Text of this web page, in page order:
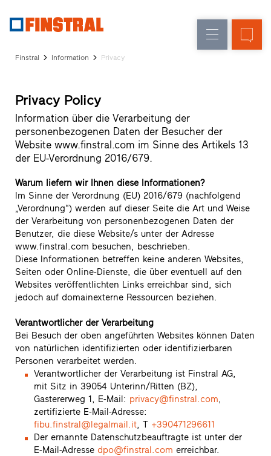
Glaswände
Partner-
Programm
Händlersuche
Schnelleinstiege
Finstral Information Privacy
Privacy Policy
Information über die Verarbeitung der
personenbezogenen Daten der Besucher der
Website www.finstral.com im Sinne des Artikels 13
der EU-Verordnung 2016/679.
Warum liefern wir Ihnen diese Informationen?
Im Sinne der Verordnung (EU) 2016/679 (nachfolgend
„Verordnung“) werden auf dieser Seite die Art und Weise
der Verarbeitung von personenbezogenen Daten der
Benutzer, die diese Website/s unter der Adresse
www.finstral.com besuchen, beschrieben.
Diese Informationen betreffen keine anderen Websites,
Seiten oder Online-Dienste, die über eventuell auf den
Websites veröffentlichten Links erreichbar sind, sich
jedoch auf domainexterne Ressourcen beziehen.
Verantwortlicher der Verarbeitung
Bei Besuch der oben angeführten Websites können Daten
von natürlichen identifizierten oder identifizierbaren
Personen verarbeitet werden.
Verantwortlicher der Verarbeitung ist Finstral AG,
mit Sitz in 39054 Unterinn/Ritten (BZ),
Gastererweg 1, E-Mail: privacy@finstral.com,
zertifizierte E-Mail-Adresse:
fibu.finstral@legalmail.it, T +390471296611
Der ernannte Datenschutzbeauftragte ist unter der
E-Mail-Adresse dpo@finstral.com erreichbar.